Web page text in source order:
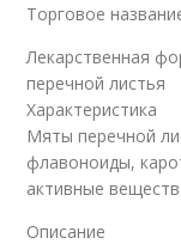
Торговое
Лекарственная
перечной листья
Характеристика
Мяты перечной
флавоноиды,
активные
Описание